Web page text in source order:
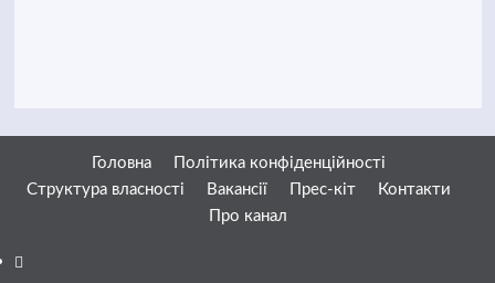
Головна
Політика конфіденційності
Структура власності
Вакансії Прес-кіт
Контакти
Про канал
Facebook